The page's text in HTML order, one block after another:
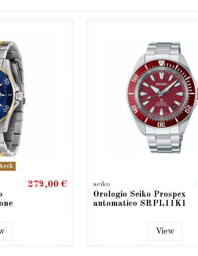
279,00 € seiko
Orologio Seiko Prospex
automatico SRPL11K1
View